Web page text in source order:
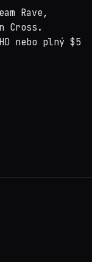
Rave,
Cross.
nebo plný $5